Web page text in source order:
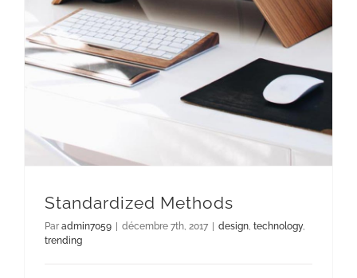
Standardized Methods
Par admin7059 décembre 7th, 2017 design, technology,
trending